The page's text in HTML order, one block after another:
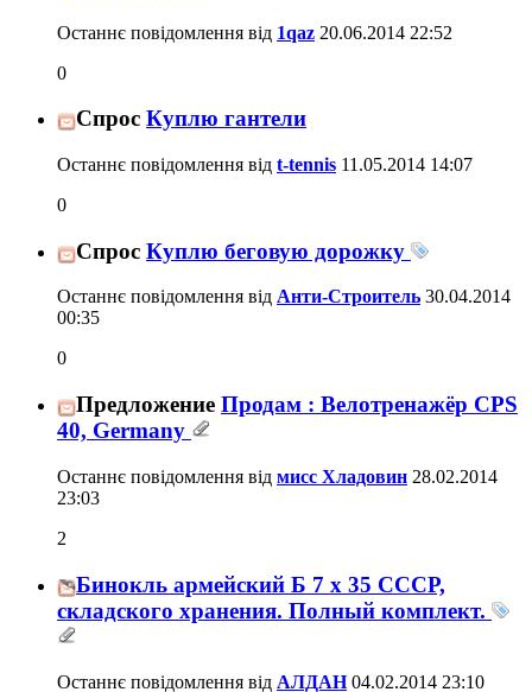
Останнє повідомлення від 1qaz 20.06.2014 22:52
0
Спрос Куплю гантели
Останнє повідомлення від t-tennis 11.05.2014 14:07
0
Спрос Куплю беговую дорожку
Останнє повідомлення від Анти-Строитель 30.04.2014
00:35
0
Предложение Продам : Велотренажёр CPS
40, Germany
Останнє повідомлення від мисс Хладовин 28.02.2014
23:03
2
Бинокль армейский Б 7 х 35 СССР,
складского хранения. Полный комплект.
Останнє повідомлення від АЛДАН04.02.2014 23:10